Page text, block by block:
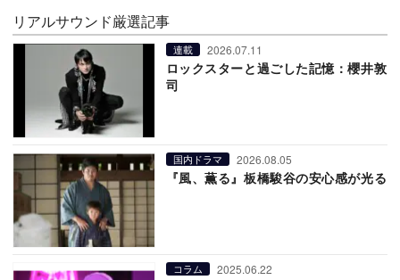
リアルサウンド厳選記事
連載 2026.07.11
ロックスターと過ごした記憶：櫻井敦
司
国内ドラマ 2026.08.05
『風、薫る』板橋駿谷の安心感が光る
コラム 2025.06.22